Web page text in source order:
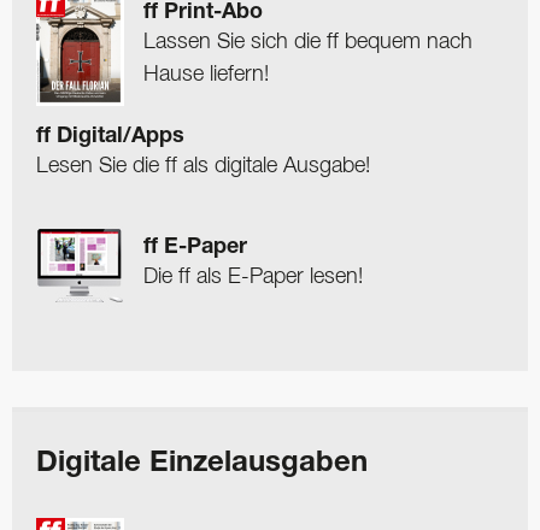
ff Print-Abo
Lassen Sie sich die ff bequem nach
Hause liefern!
ff Digital/Apps
Lesen Sie die ff als digitale Ausgabe!
ff E-Paper
Die ff als E-Paper lesen!
Digitale Einzelausgaben